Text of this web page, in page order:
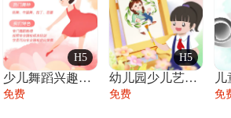
H5
少儿舞蹈兴趣班艺术培训学校招生宣传
免费
H5
幼儿园少儿艺术展览绘画展摄影作品展美术展
免费 免